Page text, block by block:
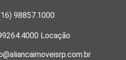
98857.1000
Locação